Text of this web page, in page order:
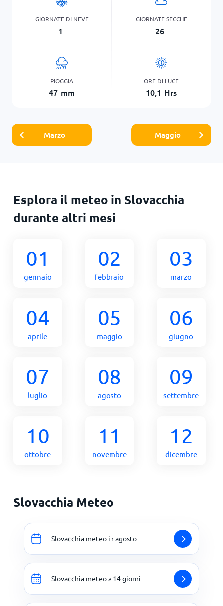
GIORNATE DI NEVE
1
GIORNATE SECCHE
26
PIOGGIA
47 mm
ORE DI LUCE
10,1 Hrs
Marzo Maggio
Esplora il meteo in Slovacchia
durante altri mesi
01
gennaio
02
febbraio
03
marzo
04
aprile
05
maggio
06
giugno
07
luglio
08
agosto
09
settembre
10
ottobre
11
novembre
12
dicembre
Slovacchia Meteo
Slovacchia meteo in agosto
Slovacchia meteo a 14 giorni